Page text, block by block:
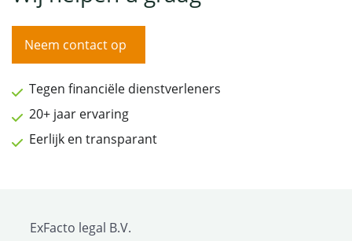
Neem contact op
Tegen financiële dienstverleners
20+ jaar ervaring
Eerlijk en transparant
ExFacto legal B.V.